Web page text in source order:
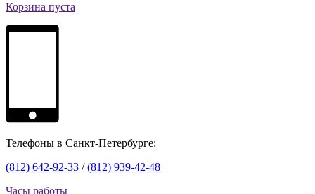
Корзина пуста
Телефоны в Санкт-Петербурге:
(812) 642-92-33 /(812) 939-42-48
Часы работы